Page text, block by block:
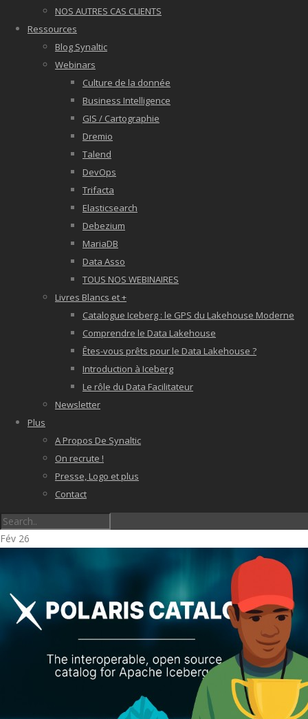
NOS AUTRES CAS CLIENTS
Ressources
Blog Synaltic
Webinars
Culture de la donnée
Business Intelligence
GIS / Cartographie
Dremio
Talend
DevOps
Trifacta
Elasticsearch
Debezium
MariaDB
Data Asso
TOUS NOS WEBINAIRES
Livres Blancs et +
Catalogue Iceberg : le GPS du Lakehouse Moderne
Comprendre le Data Lakehouse
Êtes-vous prêts pour le Data Lakehouse ?
Introduction à Iceberg
Le rôle du Data Facilitateur
Newsletter
Plus
A Propos De Synaltic
On recrute !
Presse, Logo et plus
Contact
Fév 26